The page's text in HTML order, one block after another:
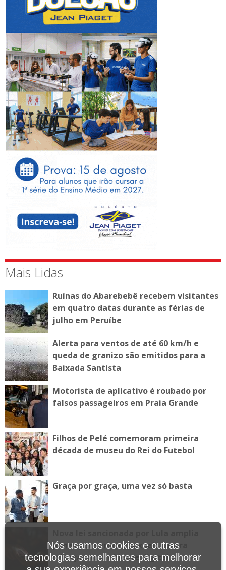
Mais Lidas
Ruínas do Abarebebê recebem visitantes
em quatro datas durante as férias de
julho em Peruíbe
Alerta para ventos de até 60 km/h e
queda de granizo são emitidos para a
Baixada Santista
Motorista de aplicativo é roubado por
falsos passageiros em Praia Grande
Filhos de Pelé comemoram primeira
década de museu do Rei do Futebol
Graça por graça, uma vez só basta
penas para crimes sexuais contra
crianças no ambiente digital
Nós usamos cookies e outras
tecnologias semelhantes para melhorar